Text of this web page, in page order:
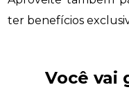
ter benefícios
Você vai